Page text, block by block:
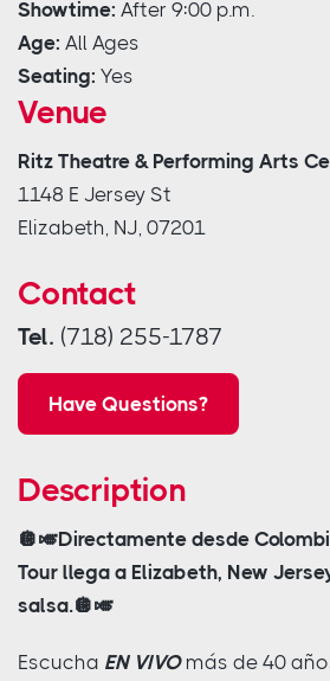
Showtime: After 9:00 p.m.
Age: All Ages
Seating: Yes
Venue
Ritz Theatre & Performing Arts
1148 E Jersey St
Elizabeth, NJ, 07201
Contact
Tel. (718) 255-1787
Have Questions?
Description
🪩🎺Directamente desde
Tour llega a Elizabeth, New
salsa.🪩🎺
Escucha EN VIVOmás de 40